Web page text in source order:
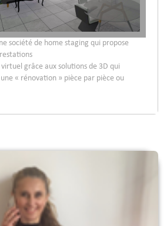
société de home staging qui propose
grâce aux solutions de 3D qui
« rénovation » pièce par pièce ou